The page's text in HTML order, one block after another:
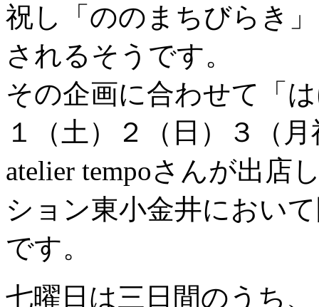
祝し「ののまちびらき
されるそうです。
その企画に合わせて「
１（土）２（日）３（
atelier tempoさんが出店
ション東小金井におい
です。
七曜日は三日間のうち